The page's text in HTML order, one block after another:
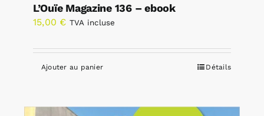
L’Ouïe Magazine 136 – ebook
15,00 € TVA incluse
Ajouter au panier Détails